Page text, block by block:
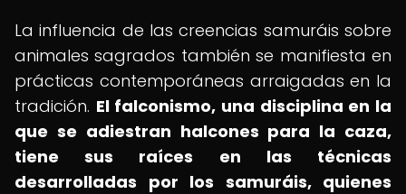
La influencia de las creencias samuráis sobre
animales sagrados también se manifiesta en
prácticas contemporáneas arraigadas en la
tradición. El falconismo, una disciplina en la
que se adiestran halcones para la caza,
tiene sus raíces en las técnicas
desarrolladas por los samuráis, quienes